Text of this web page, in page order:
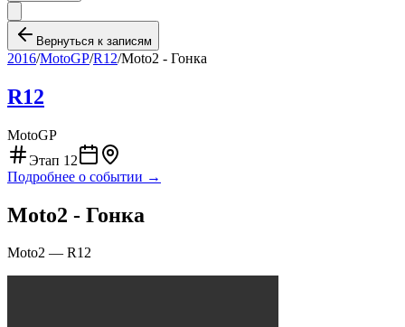
Вернуться к записям
2016/MotoGP/R12/Moto2 - Гонка
R12
MotoGP
Этап 12
Подробнее о событии →
Moto2 - Гонка
Moto2 — R12